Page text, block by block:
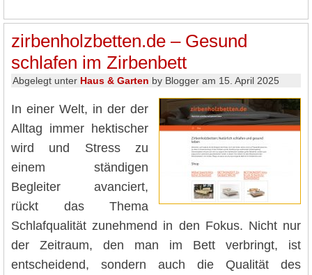
zirbenholzbetten.de – Gesund
schlafen im Zirbenbett
Abgelegt unter Haus & Garten by Blogger am 15. April 2025
In einer Welt, in der der
Alltag immer hektischer
wird und Stress zu
einem ständigen
Begleiter avanciert,
rückt das Thema
Schlafqualität zunehmend in den Fokus. Nicht nur
der Zeitraum, den man im Bett verbringt, ist
entscheidend, sondern auch die Qualität des